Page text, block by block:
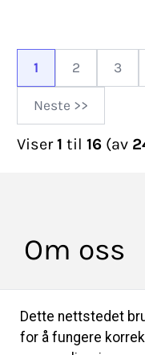
1 2 3
Neste >>
Viser1 til 16(av
Om oss
HULDRA BUNADER
Professor
Info
Salgsbetingelser
Dette nettstedet
for å fungere